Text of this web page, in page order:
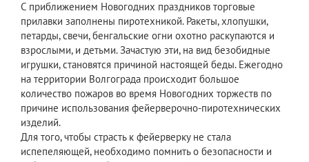
С приближением Новогодних праздников торговые
прилавки заполнены пиротехникой. Ракеты, хлопушки,
петарды, свечи, бенгальские огни охотно раскупаются и
взрослыми, и детьми. Зачастую эти, на вид безобидные
игрушки, становятся причиной настоящей беды. Ежегодно
на территории Волгограда происходит большое
количество пожаров во время Новогодних торжеств по
причине использования фейерверочно-пиротехнических
изделий.
Для того, чтобы страсть к фейерверку не стала
испепеляющей, необходимо помнить о безопасности и